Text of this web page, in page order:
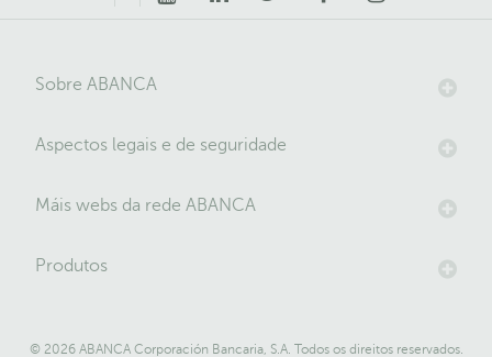
Sobre ABANCA
Aspectos legais e de seguridade
Máis webs da rede ABANCA
Produtos
© 2026 ABANCA Corporación Bancaria, S.A. Todos os direitos reservados.